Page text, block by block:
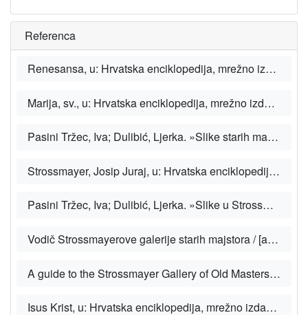
Referenca
Renesansa, u: Hrvatska enciklopedija, mrežno izdanje. Zagreb: Leksikografski zavod Miroslav Krleža, 2021.
Marija, sv., u: Hrvatska enciklopedija, mrežno izdanje. Zagreb: Leksikografski zavod Miroslav Krleža, 2021.
Pasini Tržec, Iva; Dulibić, Ljerka. »Slike starih majstora u Strossmayerovoj zbirci nabavljene posredstvom kanonika Nikole Voršaka u razdoblju od 1869. do 1880.«, u: Radovi Instituta za povijest umjetnosti 35 (2011).
Strossmayer, Josip Juraj, u: Hrvatska enciklopedija, mrežno izdanje. Zagreb: Leksikografski zavod Miroslav Krleža, 2021.
Pasini Tržec, Iva; Dulibić, Ljerka. »Slike u Strossmayerovoj galeriji starih majstora nabavljene u Rimu do 1868. godine«, u: Radovi Instituta za povijest umjetnosti 32 (2008).
Vodič Strossmayerove galerije starih majstora / [autori Ljerka Dulibić … [et al.]. Zagreb: Hrvatska akademija znanosti i umjetnosti, Strossmayerova galerija starih majstora, 2009.
A guide to the Strossmayer Gallery of Old Masters / [authors Ljerka Dulibić ... [et al.]. Zagreb: Croatian Academy of Sciences and Arts, Strossmayer Gallery of Old Masters, 2009.
Isus Krist, u: Hrvatska enciklopedija, mrežno izdanje. Zagreb: Leksikografski zavod Miroslav Krleža, 2021.